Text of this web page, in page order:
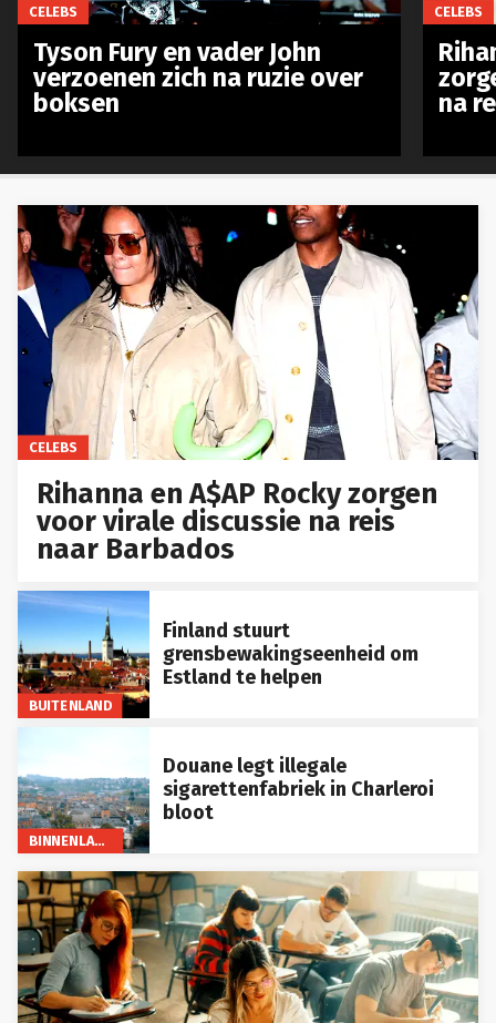
CELEBS
Rihanna en A$AP Rocky zorgen
voor virale discussie na reis
naar Barbados
BUITENLAND
Finland stuurt
grensbewakingseenheid om
Estland te helpen
BINNENLAND
Douane legt illegale
sigarettenfabriek in Charleroi
bloot
CELEBS
Tyson Fury en vader John
verzoenen zich na ruzie over
boksen
CELEBS
na